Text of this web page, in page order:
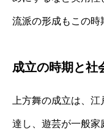
流派の形成もこの時
成立の時期と社
上方舞の成立は、
達し、遊芸が一般家